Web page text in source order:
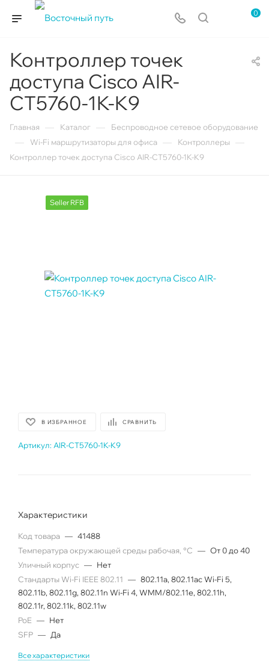
0
Контроллер точек
доступа Cisco AIR-
CT5760-1K-K9
Главная Каталог Беспроводное сетевое оборудование
Wi-Fi маршрутизаторы для офиса Контроллеры
Контроллер точек доступа Cisco AIR-CT5760-1K-K9
Seller RFB
В ИЗБРАННОЕ СРАВНИТЬ
Артикул: AIR-CT5760-1K-K9
Характеристики
Код товара — 41488
Температура окружающей среды рабочая, °C — От 0 до 40
Уличный корпус — Нет
Стандарты Wi-Fi IEEE 802.11 — 802.11a, 802.11ac Wi-Fi 5,
802.11b, 802.11g, 802.11n Wi-Fi 4, WMM/802.11e, 802.11h,
802.11r, 802.11k, 802.11w
PoE — Нет
SFP — Да
Все характеристики